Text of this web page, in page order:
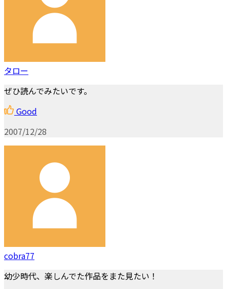
タロー
ぜひ読んでみたいです。
Good
2007/12/28
cobra77
幼少時代、楽しんでた作品をまた見たい！